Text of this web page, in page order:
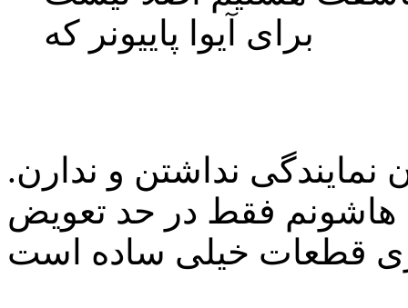
برای آیوا پاییونر که
نمایندگی نداشتن و ندارن.
فقط در حد تعویض